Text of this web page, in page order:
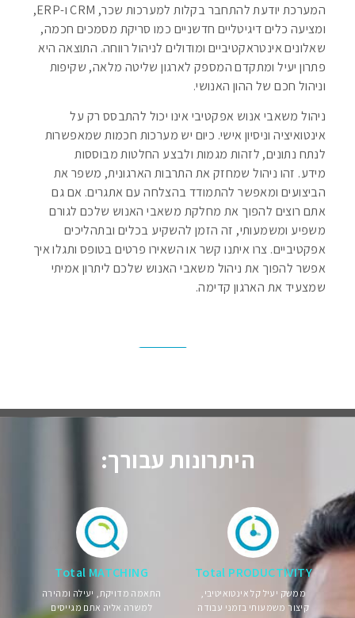
המערכת יודעת להתחבר בקלות למערכות שכר, CRMו-ERP
,
ומציעה כלים דיגיטליים חדשניים כמו סריקת מסמכים חכמה,
שאלונים אינטראקטיביים ומודולים לניהול רווחה. התוצאה היא
פתרון יעיל ומתקדם המספק לארגון שליטה מלאה, שקיפות
וניהול חכם של ההון האנושי.
ניהול משאבי אנוש אפקטיבי אינו יכול להתבסס רק על
אינטואיציה וניסיון אישי. כיום יש מערכות חכמות שמאפשרות
לנתח נתונים, לזהות מגמות ולבצע החלטות מבוססות
מידע. זהו ניהול שמחזק את התרבות הארגונית, משפר את
הביצועים ומאפשר להתמודד בהצלחה עם אתגרים. אם גם
אתם רוצים להפוך את מחלקת משאבי האנוש שלכם לגורם
משפיע ומשמעותי, זה הזמן להשקיע בכלים ובתהליכים
אפקטיביים. צרו איתנו קשר או השאירו פרטים בטופס ותגלו איך
אפשר להפוך את ניהול משאבי האנוש שלכם ליתרון אמיתי
שמצעיד את הארגון קדימה.
היתרונות עבורך:
Total PRODUCTIVITY
ממשק יעיל קל אינטואיטיבי,
קיצור משמעותי בזמני עבודה
Total MATCHING
התאמה מדויקת, יעילה ומהירה
למשרה אליה אתם מגייסים